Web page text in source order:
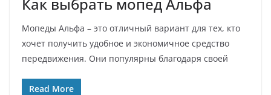
Мопеды Альфа – это отличный вариант для тех, кто
хочет получить удобное и экономичное средство
передвижения. Они популярны благодаря своей
Read More